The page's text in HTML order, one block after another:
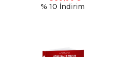
% 10 İndirim